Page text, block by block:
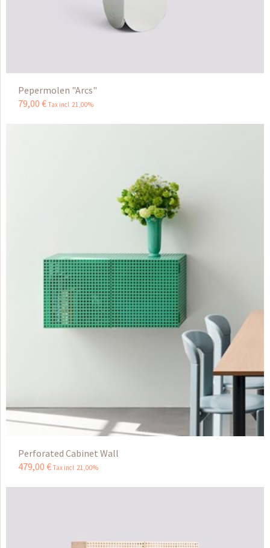
Pepermolen "Arcs"
79,00 € Tax incl 21,00%
Perforated Cabinet Wall
479,00 € Tax incl 21,00%